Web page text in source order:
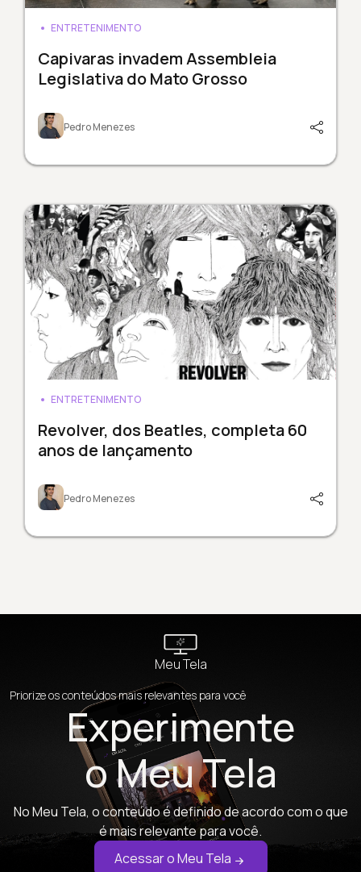
ENTRETENIMENTO
Capivaras invadem Assembleia
Legislativa do Mato Grosso
Pedro Menezes
ENTRETENIMENTO
Revolver, dos Beatles, completa 60
anos de lançamento
Pedro Menezes
Meu Tela
Priorize os conteúdos mais relevantes para você
Experimente
o Meu Tela
No Meu Tela, o conteúdo é definido de acordo com o que
é mais relevante para você.
Acessar o Meu Tela